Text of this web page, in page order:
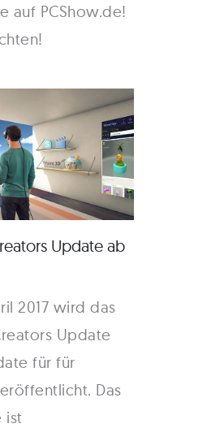
auf PCShow.de!
Update ab
2017 wird das
Update
für für
Das
ist